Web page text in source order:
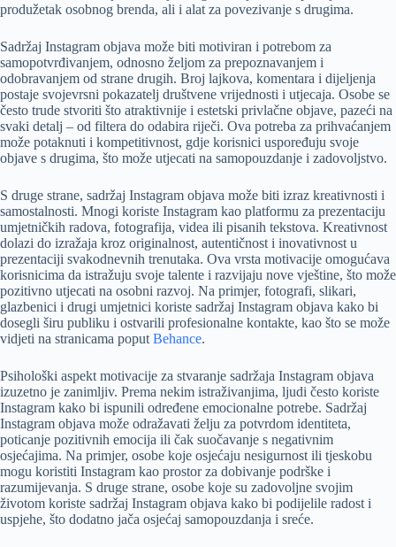
produžetak osobnog brenda, ali i alat za povezivanje s drugima.
Sadržaj Instagram objava može biti motiviran i potrebom za
samopotvrđivanjem, odnosno željom za prepoznavanjem i
odobravanjem od strane drugih. Broj lajkova, komentara i dijeljenja
postaje svojevrsni pokazatelj društvene vrijednosti i utjecaja. Osobe se
često trude stvoriti što atraktivnije i estetski privlačne objave, pazeći na
svaki detalj – od filtera do odabira riječi. Ova potreba za prihvaćanjem
može potaknuti i kompetitivnost, gdje korisnici uspoređuju svoje
objave s drugima, što može utjecati na samopouzdanje i zadovoljstvo.
S druge strane, sadržaj Instagram objava može biti izraz kreativnosti i
samostalnosti. Mnogi koriste Instagram kao platformu za prezentaciju
umjetničkih radova, fotografija, videa ili pisanih tekstova. Kreativnost
dolazi do izražaja kroz originalnost, autentičnost i inovativnost u
prezentaciji svakodnevnih trenutaka. Ova vrsta motivacije omogućava
korisnicima da istražuju svoje talente i razvijaju nove vještine, što može
pozitivno utjecati na osobni razvoj. Na primjer, fotografi, slikari,
glazbenici i drugi umjetnici koriste sadržaj Instagram objava kako bi
dosegli širu publiku i ostvarili profesionalne kontakte, kao što se može
vidjeti na stranicama poput Behance.
Psihološki aspekt motivacije za stvaranje sadržaja Instagram objava
izuzetno je zanimljiv. Prema nekim istraživanjima, ljudi često koriste
Instagram kako bi ispunili određene emocionalne potrebe. Sadržaj
Instagram objava može odražavati želju za potvrdom identiteta,
poticanje pozitivnih emocija ili čak suočavanje s negativnim
osjećajima. Na primjer, osobe koje osjećaju nesigurnost ili tjeskobu
mogu koristiti Instagram kao prostor za dobivanje podrške i
razumijevanja. S druge strane, osobe koje su zadovoljne svojim
životom koriste sadržaj Instagram objava kako bi podijelile radost i
uspjehe, što dodatno jača osjećaj samopouzdanja i sreće.